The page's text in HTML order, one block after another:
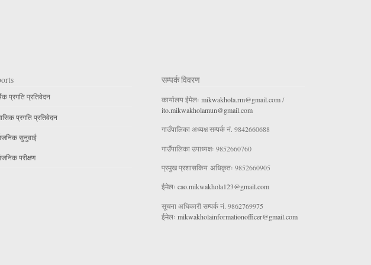
प्रगति प्रतिवेदन
प्रगति प्रतिवेदन
सुनुवाई
परीक्षण
सम्पर्क विवरण
कार्यालय ईमेलः mikwakhola.rm@gmail.com/
ito.mikwakholamun@gmail.com
गाउँपालिका अध्यक्ष सम्पर्क नं. 9842660688
गाउँपालिका उपाध्यक्षः 9852660760
प्रमुख प्रशासकिय अधिकृतः 9852660905
ईमेलः cao.mikwakhola123@gmail.com
सूचना अधिकारी सम्पर्क नं. 9862769975
ईमेलः mikwakholainformationofficer@gmail.com